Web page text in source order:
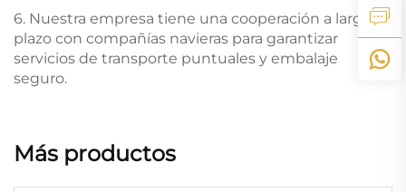
6. Nuestra empresa tiene una cooperación a largo
plazo con compañías navieras para garantizar
servicios de transporte puntuales y embalaje
seguro.
Más productos